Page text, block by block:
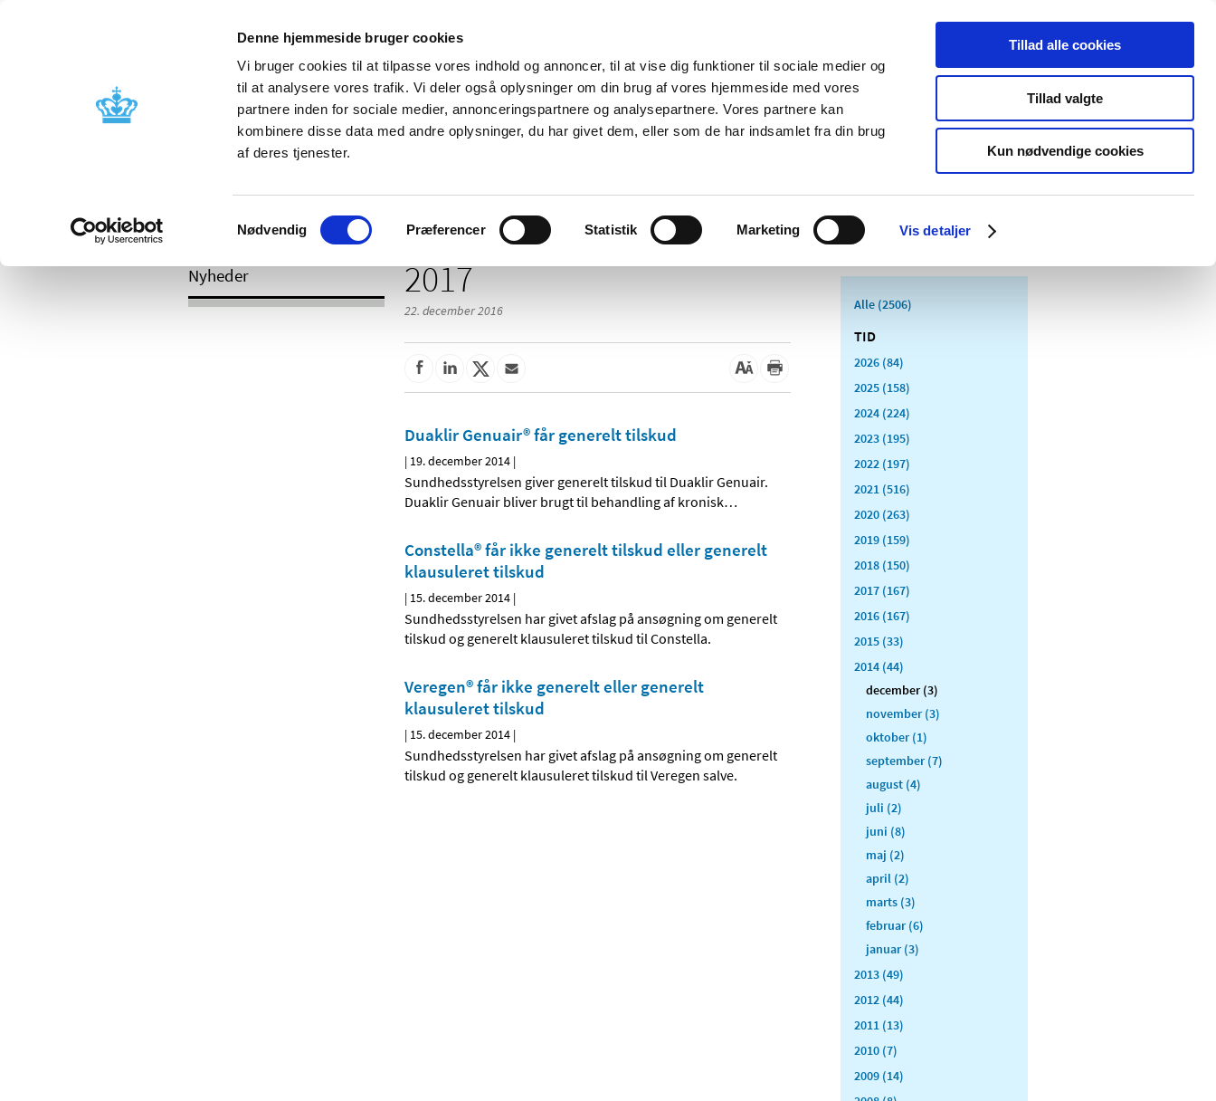
Denne hjemmeside bruger cookies
Vi bruger cookies til at tilpasse vores indhold og annoncer, til at vise dig funktioner til sociale medier og
til at analysere vores trafik. Vi deler også oplysninger om din brug af vores hjemmeside med vores
partnere inden for sociale medier, annonceringspartnere og analysepartnere. Vores partnere kan
kombinere disse data med andre oplysninger, du har givet dem, eller som de har indsamlet fra din brug
af deres tjenester.
Samtykkevalg
Nødvendig Præferencer Statistik Marketing Vis detaljer
Tillad alle cookies
Tillad valgte
Kun nødvendige cookies
Nyheder Om os Kontakt Udgivelser
Godkendelse og
Bivirkninger og
produktinformation
Tilskud og
Apoteker og salg af
Medicinsk
Særlige
produktområder
/ 2017
Nyheder 2017
22. december 2016
Duaklir Genuair® får generelt tilskud
| 19. december 2014 |
Sundhedsstyrelsen giver generelt tilskud til Duaklir Genuair.
Duaklir Genuair bliver brugt til behandling af kronisk…
Constella® får ikke generelt tilskud eller generelt
klausuleret tilskud
| 15. december 2014 |
Sundhedsstyrelsen har givet afslag på ansøgning om generelt
tilskud og generelt klausuleret tilskud til Constella.
Veregen® får ikke generelt eller generelt
klausuleret tilskud
| 15. december 2014 |
Sundhedsstyrelsen har givet afslag på ansøgning om generelt
tilskud og generelt klausuleret tilskud til Veregen salve.
Alle (2506)
TID
2026 (84)
2025 (158)
2024 (224)
2023 (195)
2022 (197)
2021 (516)
2020 (263)
2019 (159)
2018 (150)
2017 (167)
2016 (167)
2015 (33)
2014 (44)
december (3)
november (3)
oktober (1)
september (7)
august (4)
juli (2)
juni (8)
maj (2)
april (2)
marts (3)
februar (6)
januar (3)
2013 (49)
2012 (44)
2011 (13)
2010 (7)
2009 (14)